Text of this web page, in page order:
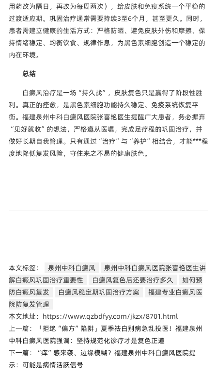
用药改为隔日，再改为每周两次），给皮肤和免疫系统一个平稳的
过渡适应期。巩固治疗通常需要持续3至6个月，甚至更久。同时，
患者需建立健康的生活方式：严格防晒、避免皮肤外伤和摩擦、保
持情绪稳定、均衡饮食、规律作息，为黑色素细胞创造一个稳定的
内在环境。
总结
白癜风治疗是一场“持久战”，皮肤复色只是赢得了阶段性胜
利。真正的痊愈，是黑色素细胞功能持久稳定、免疫系统恢复平
衡。福建泉州中科白癜风医院张喜艳医生提醒广大患者，务必摒弃
“见好就收”的想法，严格遵从医嘱，完成足疗程的巩固治疗，并
做好长期自我管理。只有通过“治疗”与“养护”相结合，才能***程
度地降低复发风险，守住来之不易的健康肤色。
本文标签： 泉州中科白癜风
泉州中科白癜风医院张喜艳医生讲
解白癜风巩固治疗重要性
白癜风复色后还要治疗多久
如何预
防白癜风复发
白癜风稳定期巩固治疗方案
福建专业白癜风医
院防复发管理
本文地址：https://www.qzbdfyy.com/jkzx/8701.html
上一篇：
「拒绝“偏方”陷阱」夏季祛白别病急乱投医！福建泉州
中科白癜风医院强调：坚持规范化诊疗才是复色正道
下一篇：
“痒”感来袭、边缘模糊？福建泉州中科白癜风医院提
示：可能是病情活跃信号